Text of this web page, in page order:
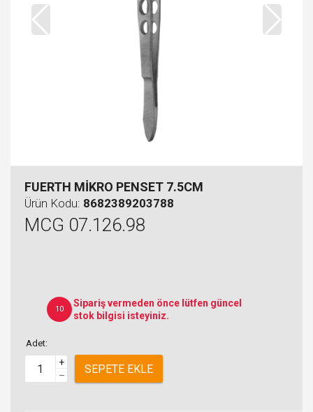
FUERTH MİKRO PENSET 7.5CM
Ürün Kodu: 8682389203788
MCG 07.126.98
10
Sipariş vermeden önce lütfen güncel
stok bilgisi isteyiniz.
Adet:
+
–
SEPETE EKLE